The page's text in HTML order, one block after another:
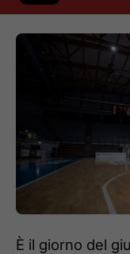
È il giorno del